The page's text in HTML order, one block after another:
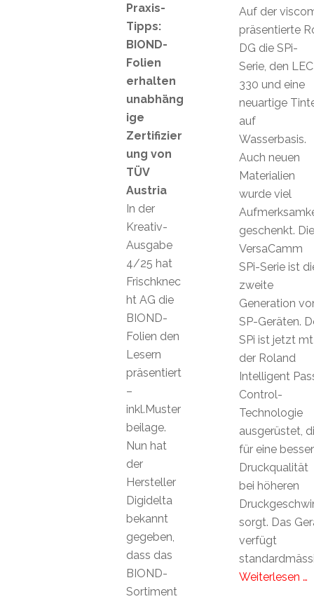
Auf der
präsentierte
DG die SPi-
Serie, den
330 und eine
neuartige
auf
Wasserbasis.
Auch neuen
Materialien
wurde viel
geschenkt. Die
VersaCamm
SPi-Serie ist
zweite
Generation
SP-Geräten.
SPi ist jetzt mt
der Roland
Intelligent
Control-
Technologie
ausgerüstet,
für eine
Druckqualität
bei höheren
sorgt. Das
verfügt
Weiterlesen …
Praxis-
Tipps:
BIOND-
Folien
erhalten
unabhäng
ige
Zertifizier
ung von
TÜV
Austria
In der
Kreativ-
Ausgabe
4/25 hat
Frischknec
ht AG die
BIOND-
Folien den
Lesern
präsentiert
–
inkl.Muster
beilage.
Nun hat
der
Hersteller
Digidelta
bekannt
gegeben,
dass das
BIOND-
Sortiment